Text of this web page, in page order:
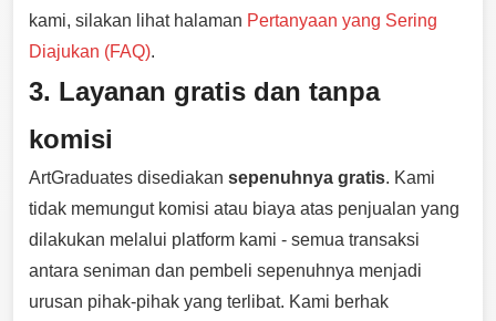
kami, silakan lihat halaman Pertanyaan yang Sering
Diajukan (FAQ).
3. Layanan gratis dan tanpa
komisi
ArtGraduates disediakan sepenuhnya gratis. Kami
tidak memungut komisi atau biaya atas penjualan yang
dilakukan melalui platform kami - semua transaksi
antara seniman dan pembeli sepenuhnya menjadi
urusan pihak-pihak yang terlibat. Kami berhak